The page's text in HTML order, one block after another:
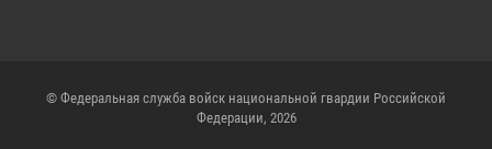
© Федеральная служба войск национальной гвардии Российской
Федерации, 2026